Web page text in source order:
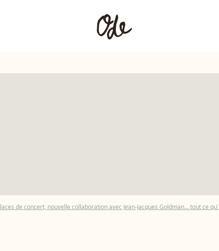
de concert, nouvelle collaboration avec Jean-Jacques Goldman... tout ce